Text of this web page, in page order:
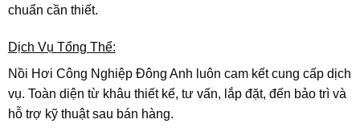
chuẩn cần thiết.
Dịch Vụ Tổng Thể:
Nồi Hơi Công Nghiệp Đông Anh luôn cam kết cung cấp dịch
vụ. Toàn diện từ khâu thiết kế, tư vấn, lắp đặt, đến bảo trì và
hỗ trợ kỹ thuật sau bán hàng.